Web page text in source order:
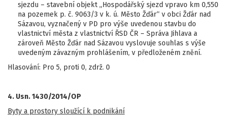
sjezdu – stavební objekt „Hospodářský sjezd vpravo km 0,550
na pozemek p. č. 9063/3 v k. ú. Město Žďár“ v obci Žďár nad
Sázavou, vyznačený v PD pro výše uvedenou stavbu do
vlastnictví města z vlastnictví ŘSD ČR – Správa Jihlava a
zároveň Město Žďár nad Sázavou vyslovuje souhlas s výše
uvedeným závazným prohlášením, v předloženém znění.
Hlasování: Pro 5, proti 0, zdrž. 0
4. Usn. 1430/2014/OP
Byty a prostory sloužící k podnikání